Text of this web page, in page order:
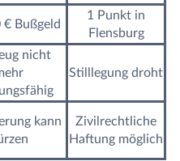
€ Bußgeld
1 Punkt in
Flensburg
nicht
Stilllegung droht
kann
Zivilrechtliche
Haftung möglich